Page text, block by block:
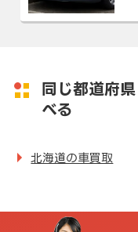
同じ都道府
べる
北海道の車買取